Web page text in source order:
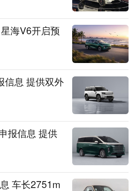
海V6开启预
信息 提供双外
报信息 提供
车长2751m